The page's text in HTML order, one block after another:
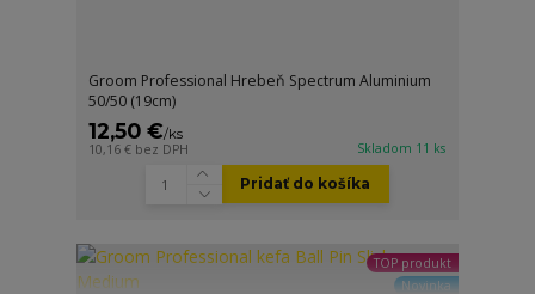
Groom Professional Hrebeň Spectrum Aluminium
50/50 (19cm)
12,50 €/ks
10,16 € bez DPH Skladom 11 ks
Pridať do košíka
TOP produkt
Novinka